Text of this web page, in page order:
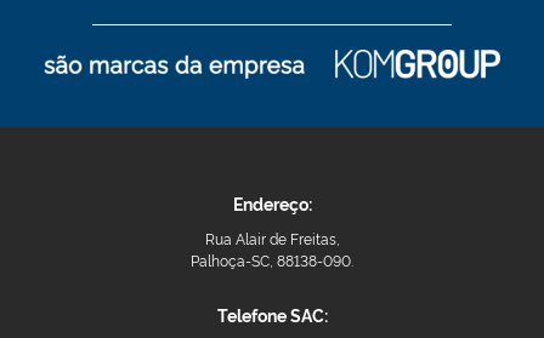
Endereço:
Rua Alair de Freitas,
Palhoça-SC, 88138-090.
Telefone SAC: